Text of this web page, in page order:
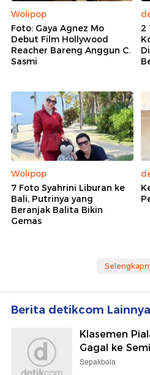
Wolipop
Foto: Gaya Agnez Mo
Debut Film Hollywood
Reacher Bareng Anggun C.
Sasmi
2
Wolipop
7 Foto Syahrini Liburan ke
Bali, Putrinya yang
Beranjak Balita Bikin
Gemas
Berita detikcom Lainnya
Klasemen
Gagal ke
Sepakbola